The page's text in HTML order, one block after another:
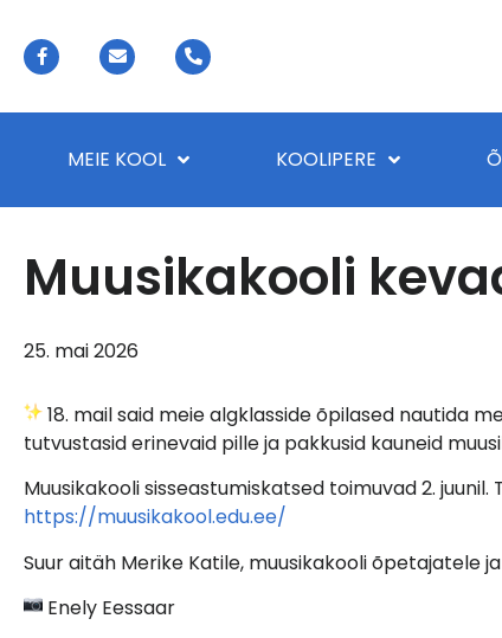
MEIE KOOL KOOLIPERE
Muusikakooli
25. mai 2026
18. mail said meie algklasside õpilased nautida
tutvustasid erinevaid pille ja pakkusid kauneid
Muusikakooli sisseastumiskatsed toimuvad 2.
https://muusikakool.edu.ee/
Suur aitäh Merike Katile, muusikakooli õpetajatele
Enely Eessaar